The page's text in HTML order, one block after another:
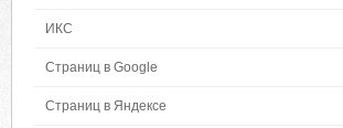
ИКС
Страниц в Google
Страниц в Яндексе